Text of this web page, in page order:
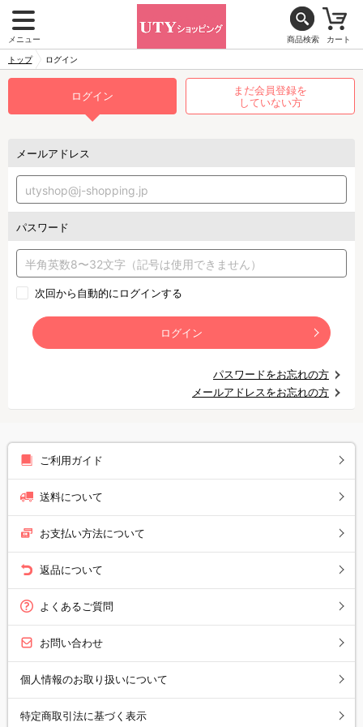
メニュー 商品検索 カート
トップ ログイン
ログイン
まだ会員登録を
していない方
メールアドレス
パスワード
次回から自動的にログインする
ログイン
パスワードをお忘れの方
メールアドレスをお忘れの方
ご利用ガイド
送料について
お支払い方法について
返品について
よくあるご質問
お問い合わせ
個人情報のお取り扱いについて
特定商取引法に基づく表示